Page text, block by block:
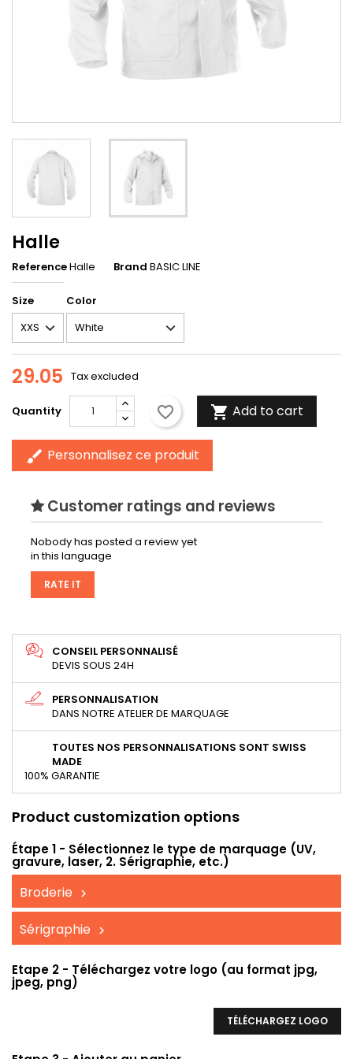
Halle
ReferenceHalle Brand BASIC LINE
Size Color
29.05 Tax excluded
Quantity favorite_border  Add to cart
brush Personnalisez ce produit
Customer ratings and reviews
Nobody has posted a review yet
in this language
RATE IT
CONSEIL PERSONNALISÉ
DEVIS SOUS 24H
PERSONNALISATION
DANS NOTRE ATELIER DE MARQUAGE
TOUTES NOS PERSONNALISATIONS SONT SWISS
MADE
100% GARANTIE
Product customization options
Étape 1 - Sélectionnez le type de marquage (UV,
gravure, laser, 2. Sérigraphie, etc.)
Broderie
Sérigraphie
Etape 2 - Téléchargez votre logo (au format jpg,
jpeg, png)
TÉLÉCHARGEZ LOGO